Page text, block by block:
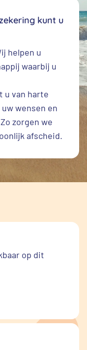
kunt u
helpen u
waarbij u
u van harte
wensen en
zorgen we
afscheid.
op dit